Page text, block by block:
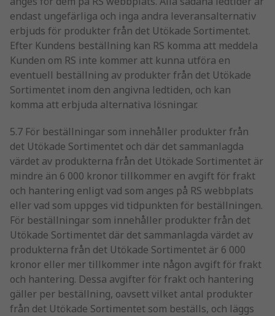
endast ungefärliga och inga andra leveransalternativ
erbjuds för produkter från det Utökade Sortimentet.
Efter Kundens beställning kan RS komma att meddela
Kunden om RS inte kommer att kunna utföra en
eventuell beställning av produkter från det Utökade
Sortimentet inom den angivna ledtiden, och kan
komma att erbjuda alternativa lösningar.
5.7 För beställningar som innehåller produkter från
det Utökade Sortimentet och där det sammanlagda
värdet av produkterna från det Utökade Sortimentet är
mindre än 6 000 kronor tillkommer en avgift för frakt
och hantering enligt vad som anges på RS webbplats
eller vad som uppges vid tidpunkten för beställningen.
För beställningar som innehåller produkter från det
Utökade Sortimentet där det sammanlagda värdet av
produkterna från det Utökade Sortimentet är 6 000
kronor eller mer tillkommer inte någon avgift för frakt
och hantering. Dessa avgifter för frakt och hantering
gäller per beställning, oavsett vilket antal produkter
från det Utökade Sortimentet som beställs, och läggs